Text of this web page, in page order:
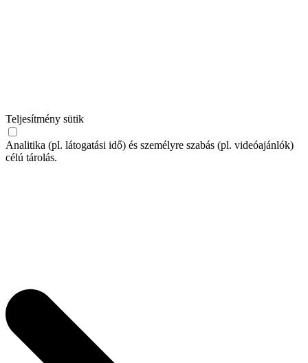
Teljesítmény sütik
Analitika (pl. látogatási idő) és személyre szabás (pl. videóajánlók)
célú tárolás.